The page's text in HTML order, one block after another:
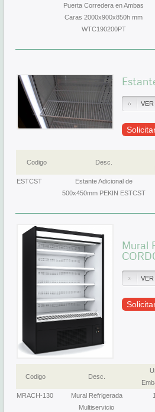
Puerta Corredera en Ambas
Caras 2000x900x850h mm
WTC190200PT
VER
Codigo Desc.
ESTCST
Estante Adicional de
500x450mm PEKIN ESTCST
Mural
VER
Codigo Desc.
MRACH-130
Mural Refrigerada
Multiservicio
1